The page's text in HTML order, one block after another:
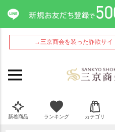
→三京商会を装った詐欺サイ
新着商品 ランキング カテゴリ